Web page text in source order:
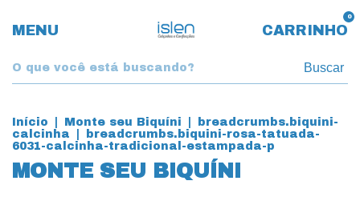
MENU CARRINHO
0
Buscar
Início Monte seu Biquíni
breadcrumbs.biquini-
calcinha
breadcrumbs.biquini-rosa-tatuada-
6031-calcinha-tradicional-estampada-p
MONTE SEU BIQUÍNI